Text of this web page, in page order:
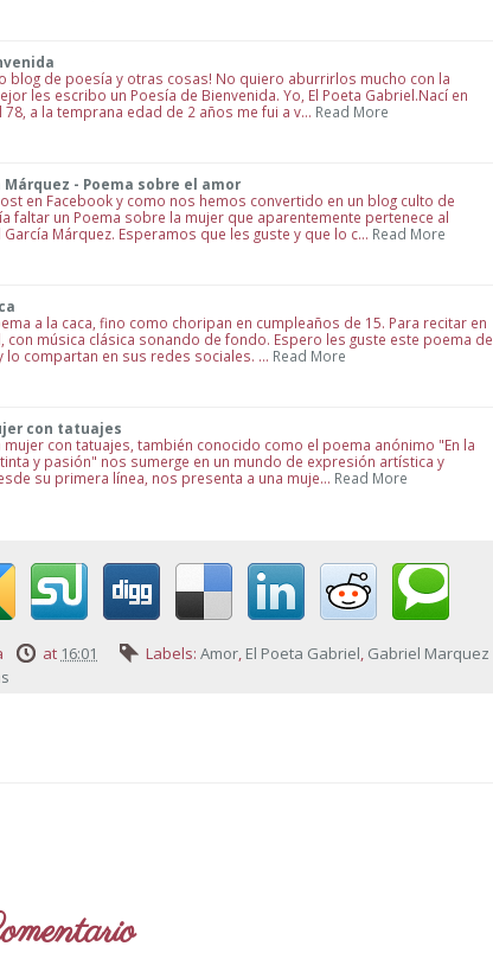
blog de poesía y otras cosas! No quiero aburrirlos mucho con la
les escribo un Poesía de Bienvenida. Yo, El Poeta Gabriel.Nací en
78, a la temprana edad de 2 años me fui a v… Read More
Márquez - Poema sobre el amor
en Facebook y como nos hemos convertido en un blog culto de
faltar un Poema sobre la mujer que aparentemente pertenece al
Márquez. Esperamos que les guste y que lo c… Read More
a la caca, fino como choripan en cumpleaños de 15. Para recitar en
con música clásica sonando de fondo. Espero les guste este poema de
lo compartan en sus redes sociales. … Read More
con tatuajes
mujer con tatuajes, también conocido como el poema anónimo "En la
y pasión" nos sumerge en un mundo de expresión artística y
su primera línea, nos presenta a una muje… Read More
at 16:01 Labels: Amor, El Poeta Gabriel, Gabriel Marquez